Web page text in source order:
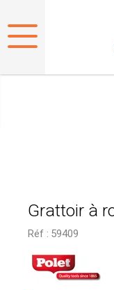
Grattoir à
Réf : 59409